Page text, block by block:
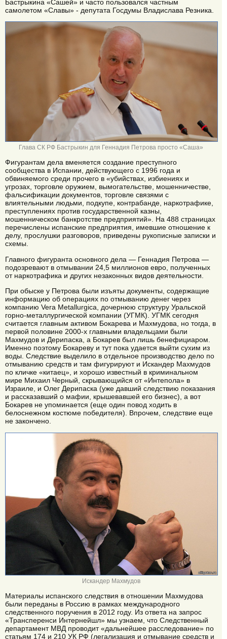
Бастрыкина «Сашей» и часто пользовался частным
самолетом «Славы» - депутата Госдумы Владислава Резника.
Глава СК РФ Бастрыкин для Геннадия Петрова просто «Саша»
Фигурантам дела вменяется создание преступного
сообщества в Испании, действующего с 1996 года и
обвиняемого среди прочего в «убийствах, избиениях и
угрозах, торговле оружием, вымогательстве, мошенничестве,
фальсификации документов, торговле связями с
влиятельными людьми, подкупе, контрабанде, наркотрафике,
преступлениях против государственной казны,
мошенническом банкротстве предприятий». На 488 страницах
перечислены испанские предприятия, имевшие отношение к
делу, прослушки разговоров, приведены рукописные записки и
схемы.
Главного фигуранта основного дела — Геннадия Петрова —
подозревают в отмывании 24,5 миллионов евро, полученных
от наркотрафика и других незаконных видов деятельности.
При обыске у Петрова были изъяты документы, содержащие
информацию об операциях по отмыванию денег через
компанию Vera Metallurgica, дочернюю структуру Уральской
горно-металлургической компании (УГМК). УГМК сегодня
считается главным активом Бокарева и Махмудова, но тогда, в
первой половине 2000-х главными владельцами были
Махмудов и Дерипаска, а Бокарев был лишь бенефициаром.
Именно поэтому Бокареву и тут пока удается выйти сухим из
воды. Следствие выделило в отдельное производство дело по
отмыванию средств и там фигурируют и Искандер Махмудов
по кличке «китаец», и хорошо известный в криминальном
мире Михаил Черный, скрывающийся от «Интепола» в
Израиле, и Олег Дерипаска (уже давший следствию показания
и рассказавший о мафии, крышевавшей его бизнес), а вот
Бокарев не упоминается (еще один повод ходить в
белоснежном костюме победителя). Впрочем, следствие еще
не закончено.
Искандер Махмудов
Материалы испанского следствия в отношении Махмудова
были переданы в Россию в рамках международного
следственного поручения в 2012 году. Из ответа на запрос
«Трансперенси Интернейшл» мы узнаем, что Следственный
департамент МВД проводит «дальнейшее расследование» по
статьям 174 и 210 УК РФ (легализация и отмывание средств и